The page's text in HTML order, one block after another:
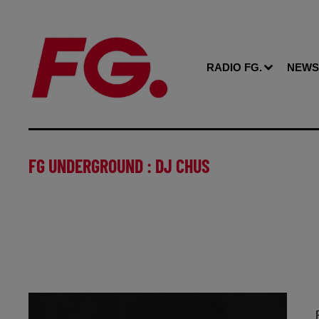
RADIO FG. NEWS
FG UNDERGROUND : DJ CHUS